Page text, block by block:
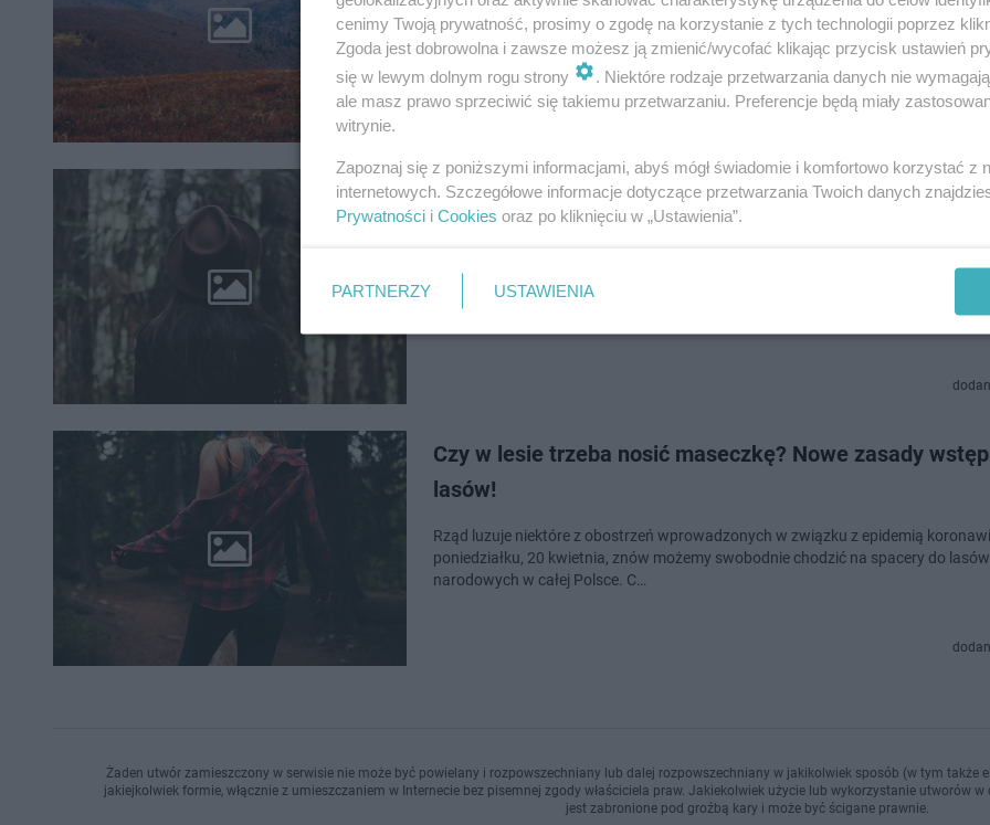
Od 20 kwietnia można wchodzić do parków i lasów. Wciąż jednak obowiązują
ograniczenia. Jak wygląda sytuacja na bieszczadzkich szlakach.
Od 20 kwietna otwarte lasy i parki. Czy trzeba tam nosić
maseczkę? [ZASADY]
Od poniedziałku 20 kwietnia w życie wchodzą nowe, łagodniejsze, przepisy
zakazu wychodzenia z domów. Będzie można między innymi spacerować po
Czy w lesie trzeba nosić maseczkę? Nowe zasady
lasów!
Rząd luzuje niektóre z obostrzeń wprowadzonych w związku z epidemią
poniedziałku, 20 kwietnia, znów możemy swobodnie chodzić na spacery do
narodowych w całej Polsce. C…
Żaden utwór zamieszczony w serwisie nie może być powielany i rozpowszechniany lub dalej rozpowszechniany w jakikolwiek sposób (w tym
jakiejkolwiek formie, włącznie z umieszczaniem w Internecie bez pisemnej zgody właściciela praw. Jakiekolwiek użycie lub wykorzystanie utworów
jest zabronione pod groźbą kary i może być ścigane prawnie.
cenimy Twoją prywatność, prosimy o zgodę na korzystanie z tych technologii poprzez
Zgoda jest dobrowolna i zawsze możesz ją zmienić/wycofać klikając przycisk ustawień
się w lewym dolnym rogu strony
. Niektóre rodzaje przetwarzania danych nie
ale masz prawo sprzeciwić się takiemu przetwarzaniu. Preferencje będą miały
witrynie.
Zapoznaj się z poniższymi informacjami, abyś mógł świadomie i komfortowo korzystać z
internetowych. Szczegółowe informacje dotyczące przetwarzania Twoich danych
Prywatności i Cookies oraz po kliknięciu w „Ustawienia”.
PARTNERZY USTAWIENIA